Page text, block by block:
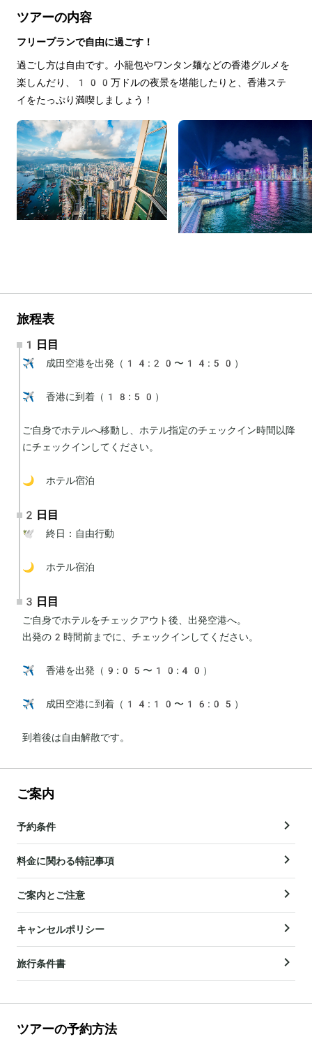
ツアーの内容
フリープランで自由に過ごす！
過ごし方は自由です。小籠包やワンタン麺などの香港グルメを
楽しんだり、100万ドルの夜景を堪能したりと、香港ステ
イをたっぷり満喫しましょう！
旅程表
1日目
✈️ 成田空港を出発（14:20〜14:50）
✈️ 香港に到着（18:50）
ご自身でホテルへ移動し、ホテル指定のチェックイン時間以降
にチェックインしてください。
🌙 ホテル宿泊
2日目
🕊 終日：自由行動
🌙 ホテル宿泊
3日目
ご自身でホテルをチェックアウト後、出発空港へ。
出発の2時間前までに、チェックインしてください。
✈️ 香港を出発（9:05〜10:40）
✈️ 成田空港に到着（14:10〜16:05）
到着後は自由解散です。
ご案内
予約条件
料金に関わる特記事項
ご案内とご注意
キャンセルポリシー
旅行条件書
ツアーの予約方法